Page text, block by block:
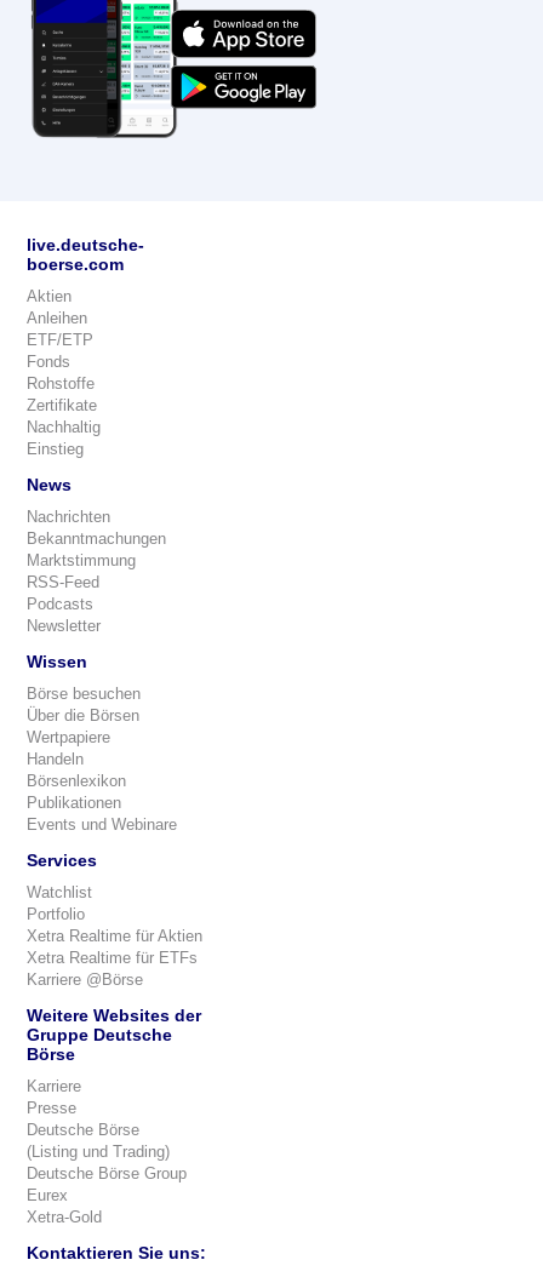
live.deutsche-
boerse.com
Aktien
Anleihen
ETF/ETP
Fonds
Rohstoffe
Zertifikate
Nachhaltig
Einstieg
News
Nachrichten
Bekanntmachungen
Marktstimmung
RSS-Feed
Podcasts
Newsletter
Wissen
Börse besuchen
Über die Börsen
Wertpapiere
Handeln
Börsenlexikon
Publikationen
Events und Webinare
Services
Watchlist
Portfolio
Xetra Realtime für Aktien
Xetra Realtime für ETFs
Karriere @Börse
Weitere Websites der
Gruppe Deutsche
Börse
Karriere
Presse
Deutsche Börse
(Listing und Trading)
Deutsche Börse Group
Eurex
Xetra-Gold
Kontaktieren Sie uns: